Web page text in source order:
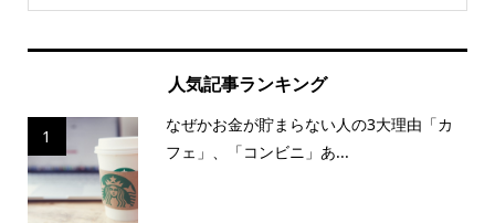
人気記事ランキング
1
なぜかお金が貯まらない人の3大理由「カ
フェ」、「コンビニ」あ...